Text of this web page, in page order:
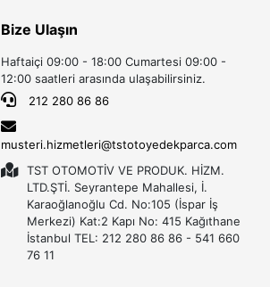
Bize Ulaşın
Haftaiçi 09:00 - 18:00 Cumartesi 09:00 -
12:00 saatleri arasında ulaşabilirsiniz.
212 280 86 86
musteri.hizmetleri@tstotoyedekparca.com
TST OTOMOTİV VE PRODUK. HİZM.
LTD.ŞTİ. Seyrantepe Mahallesi, İ.
Karaoğlanoğlu Cd. No:105 (İspar İş
Merkezi) Kat:2 Kapı No: 415 Kağıthane
İstanbul TEL: 212 280 86 86 - 541 660
76 11